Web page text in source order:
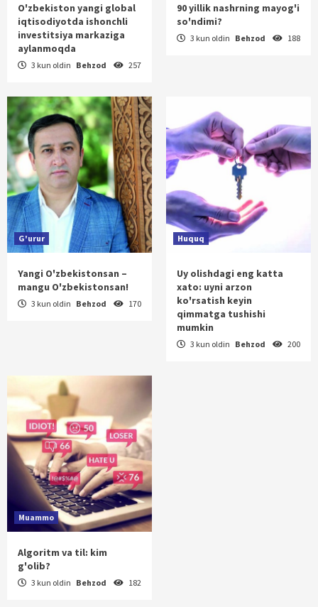
O'zbekiston yangi global
iqtisodiyotda ishonchli
investitsiya markaziga
aylanmoqda
3 kun oldin Behzod 257
90 yillik nashrning mayog'i
so'ndimi?
3 kun oldin Behzod 188
G'urur
Yangi O'zbekistonsan –
mangu O'zbekistonsan!
3 kun oldin Behzod 170
Huquq
Uy olishdagi eng katta
xato: uyni arzon
ko'rsatish keyin
qimmatga tushishi
mumkin
3 kun oldin Behzod 200
Muammo
Algoritm va til: kim
g'olib?
3 kun oldin Behzod 182